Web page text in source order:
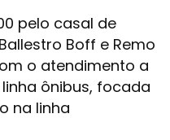
pelo casal de
Boff e Remo
o atendimento a
ônibus, focada
na linha